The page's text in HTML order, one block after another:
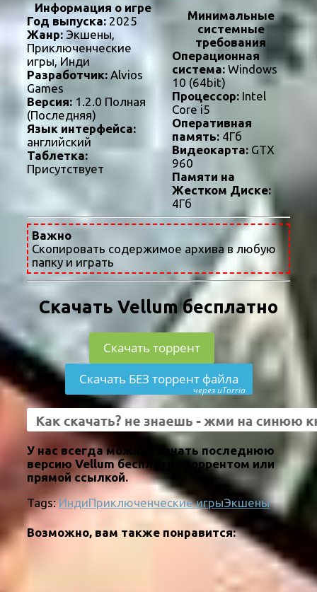
Информация о игре
Год выпуска: 2025
Жанр: Экшены,
Приключенческие
игры, Инди
Разработчик: Alvios
Games
Версия: 1.2.0 Полная
(Последняя)
Язык интерфейса:
английский
Таблетка:
Присутствует
Минимальные
системные
требования
Операционная
система:Windows
10 (64bit)
Процессор:Intel
Core i5
Оперативная
память:4Гб
Видеокарта:GTX
960
Памяти на
Жестком Диске:
4Гб
Важно
Скопировать содержимое архива в любую
папку и играть
Скачать Vellum бесплатно
Скачать торрент
Скачать БЕЗ торрент файла
через uTorria
У нас всегда можно скачать последнюю
версию Vellum бесплатно торрентом или
прямой ссылкой.
Tags: ИндиПриключенческие игрыЭкшены
Возможно, вам также понравится: